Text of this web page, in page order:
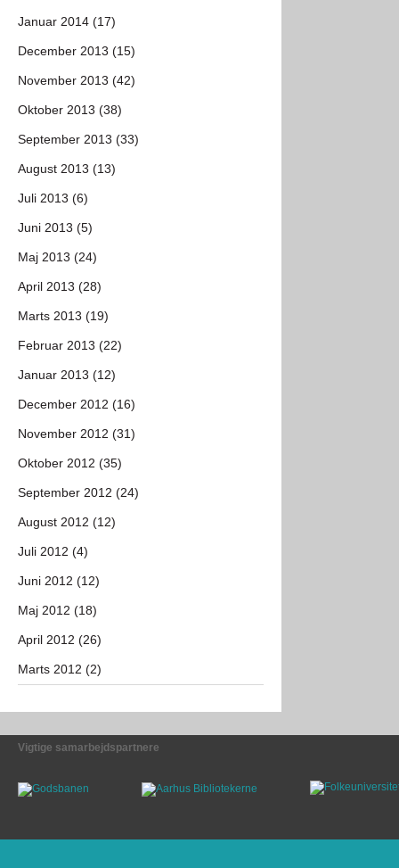
Januar 2014 (17)
December 2013 (15)
November 2013 (42)
Oktober 2013 (38)
September 2013 (33)
August 2013 (13)
Juli 2013 (6)
Juni 2013 (5)
Maj 2013 (24)
April 2013 (28)
Marts 2013 (19)
Februar 2013 (22)
Januar 2013 (12)
December 2012 (16)
November 2012 (31)
Oktober 2012 (35)
September 2012 (24)
August 2012 (12)
Juli 2012 (4)
Juni 2012 (12)
Maj 2012 (18)
April 2012 (26)
Marts 2012 (2)
Vigtige samarbejdspartnere